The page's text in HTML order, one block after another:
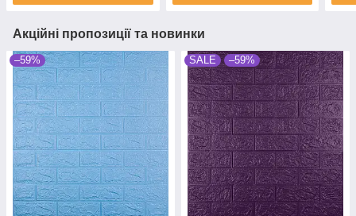
Акційні пропозиції та новинки
–59% SALE –59%